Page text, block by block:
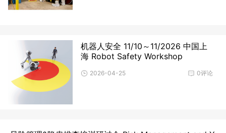
机器人安全 11/10～11/2026 中国上
海 Robot Safety Workshop
0评论
2026-04-25